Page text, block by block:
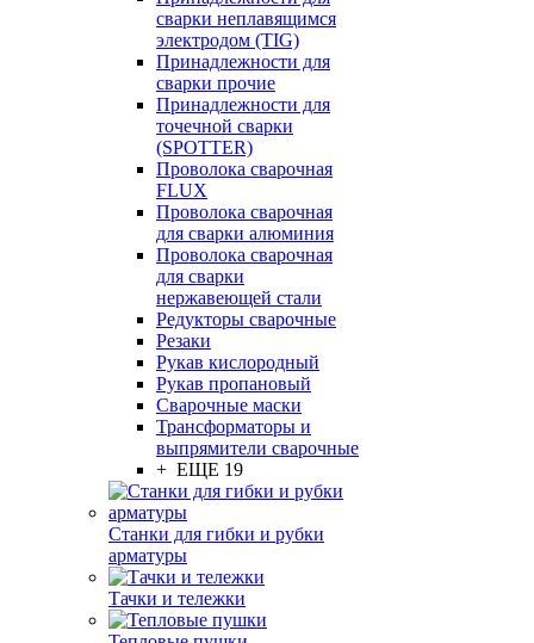
сварки неплавящимся
электродом (TIG)
Принадлежности для
сварки прочие
Принадлежности для
точечной сварки
(SPOTTER)
Проволока сварочная
FLUX
Проволока сварочная
для сварки алюминия
Проволока сварочная
для сварки
нержавеющей стали
Редукторы сварочные
Резаки
Рукав кислородный
Рукав пропановый
Сварочные маски
Трансформаторы и
выпрямители сварочные
+ ЕЩЕ 19
Станки для гибки и рубки
арматуры
Тачки и тележки